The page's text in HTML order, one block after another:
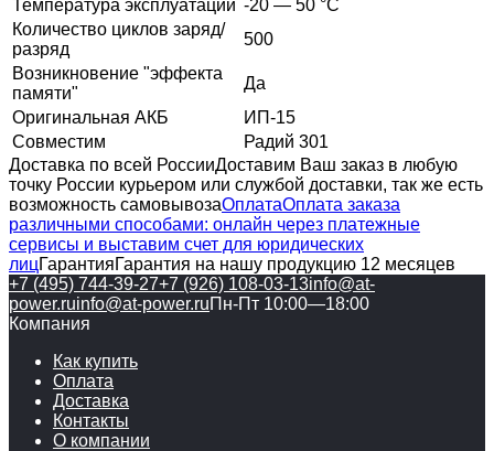
Температура эксплуатации -20 — 50 °C
Количество циклов заряд/
разряд
500
Возникновение "эффекта
памяти"
Да
Оригинальная АКБ
ИП-15
Совместим
Радий 301
Доставка по всей РоссииДоставим Ваш заказ в любую
точку России курьером или службой доставки, так же есть
возможность самовывозаОплатаОплата заказа
различными способами: онлайн через платежные
сервисы и выставим счет для юридических
лицГарантияГарантия на нашу продукцию 12 месяцев
+7 (495) 744-39-27+7 (926) 108-03-13info@at-
power.ruinfo@at-power.ruПн-Пт 10:00—18:00
Компания
Как купить
Оплата
Доставка
Контакты
О компании